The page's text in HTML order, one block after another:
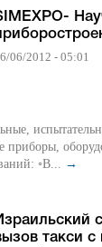
06/2012 - 05:01
приборы,
◦В... →
такси